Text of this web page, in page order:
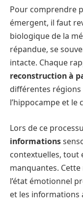
Pour comprendre
émergent, il faut
biologique de la
répandue, se
intacte. Chaque
reconstruction à
différentes
l’hippocampe et
Lors de ce
informations
contextuelles, tout
manquantes.
l’état émotionnel
et les informations